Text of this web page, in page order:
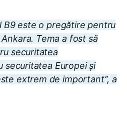
B9 este o pregătire pentru
Tema a fost să
securitatea
securitatea Europei și
extrem de important”, a